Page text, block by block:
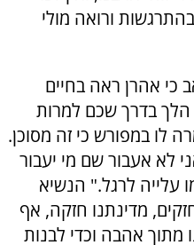
ורואה מולי
כי אהרן ראה בחיים
בדרך שכם למרות
לו במפורש כי זה מסוכן.
לא אעבור שם מי יעבור
עלייה לרגל." הנשיא
מדינתנו חזקה, אף
מתוך אהבה וכדי לבנות